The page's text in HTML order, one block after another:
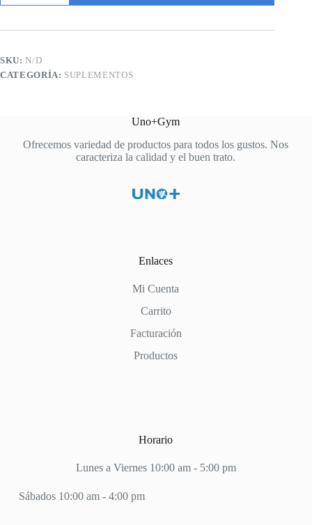
SKU:N/D
CATEGORÍA: SUPLEMENTOS
Uno+Gym
Ofrecemos variedad de productos para todos los gustos. Nos
caracteriza la calidad y el buen trato.
Enlaces
Mi Cuenta
Carrito
Facturación
Productos
Horario
Lunes a Viernes 10:00 am - 5:00 pm
Sábados 10:00 am - 4:00 pm